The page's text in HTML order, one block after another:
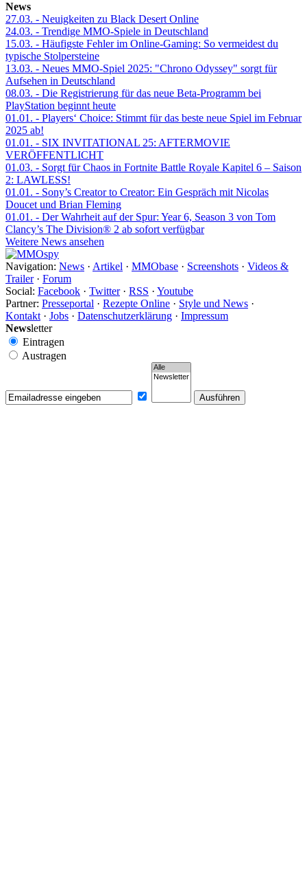
News
27.03. - Neuigkeiten zu Black Desert Online
24.03. - Trendige MMO-Spiele in Deutschland
15.03. - Häufigste Fehler im Online-Gaming: So vermeidest du
typische Stolpersteine
13.03. - Neues MMO-Spiel 2025: "Chrono Odyssey" sorgt für
Aufsehen in Deutschland
08.03. - Die Registrierung für das neue Beta-Programm bei
PlayStation beginnt heute
01.01. - Players‘ Choice: Stimmt für das beste neue Spiel im Februar
2025 ab!
01.01. - SIX INVITATIONAL 25: AFTERMOVIE
VERÖFFENTLICHT
01.03. - Sorgt für Chaos in Fortnite Battle Royale Kapitel 6 – Saison
2: LAWLESS!
01.01. - Sony’s Creator to Creator: Ein Gespräch mit Nicolas
Doucet und Brian Fleming
01.01. - Der Wahrheit auf der Spur: Year 6, Season 3 von Tom
Clancy’s The Division® 2 ab sofort verfügbar
Weitere News ansehen
Navigation: News · Artikel · MMObase · Screenshots · Videos &
Trailer· Forum
Social: Facebook · Twitter· RSS · Youtube
Partner: Presseportal · Rezepte Online · Style und News ·
Kontakt · Jobs · Datenschutzerklärung · Impressum
Newsletter
Eintragen
Austragen